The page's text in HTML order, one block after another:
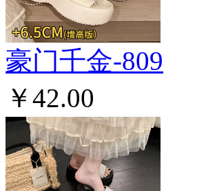
豪门千金-809
￥42.00